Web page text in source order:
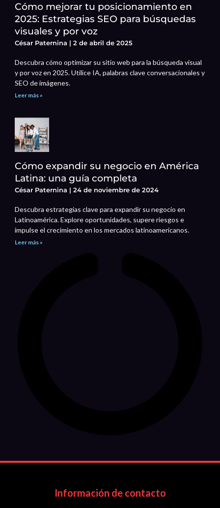
Cómo mejorar tu posicionamiento en
2025: Estrategias SEO para búsquedas
visuales y por voz
César Paternina 2 de abril de 2025
Descubra cómo optimizar su sitio web para la búsqueda visual
y por voz en 2025. Utilice IA, palabras clave conversacionales y
SEO de imágenes.
Leer más »
Cómo expandir su negocio en América
Latina: una guía completa
César Paternina 24 de noviembre de 2024
Descubra estrategias clave para expandir su negocio en
Latinoamérica. Explore oportunidades, supere riesgos e
impulse el crecimiento en los mercados latinoamericanos.
Leer más »
Información de contacto